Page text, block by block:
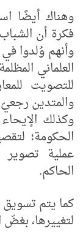
وهناك أيضًا
فكرة أن
وأنهم وُلدوا
العلماني
للتصويت
والمتدين
وكذلك
الحكومة؛
عملية
الحاكم.
كما يتم
لتغييرها، بغضّ